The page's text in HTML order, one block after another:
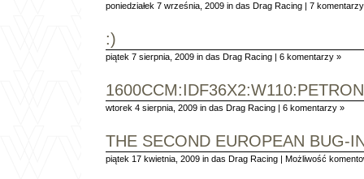
poniedziałek 7 września, 2009 in das Drag Racing 7
:)
piątek 7 sierpnia, 2009 in das Drag Racing 6 komentarzy »
wtorek 4 sierpnia, 2009 in das Drag Racing 6 komentarzy »
THE SECOND EUROPEAN BUG-
piątek 17 kwietnia, 2009 in das Drag Racing Możliwość